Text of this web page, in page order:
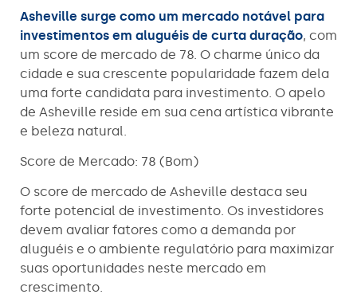
Asheville surge como um mercado notável para
investimentos em aluguéis de curta duração, com
um score de mercado de 78. O charme único da
cidade e sua crescente popularidade fazem dela
uma forte candidata para investimento. O apelo
de Asheville reside em sua cena artística vibrante
e beleza natural.
Score de Mercado: 78 (Bom)
O score de mercado de Asheville destaca seu
forte potencial de investimento. Os investidores
devem avaliar fatores como a demanda por
aluguéis e o ambiente regulatório para maximizar
suas oportunidades neste mercado em
crescimento.